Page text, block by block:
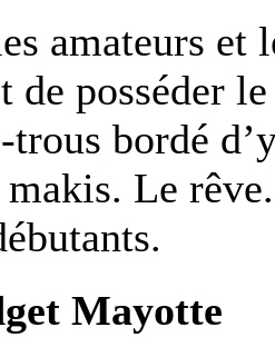
amateurs et
de posséder
bordé
makis. Le
Mayotte